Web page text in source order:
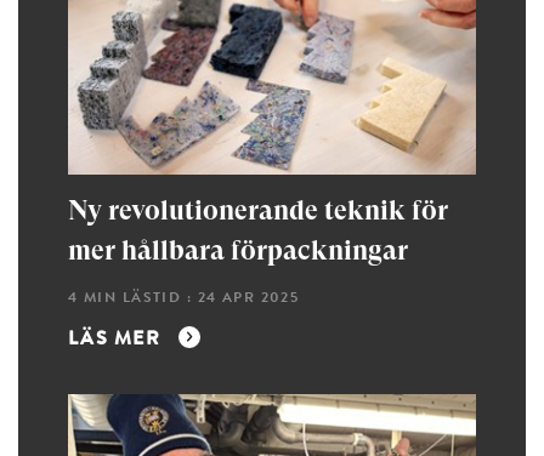
Ny revolutionerande teknik för
mer hållbara förpackningar
4 MIN LÄSTID : 24 APR 2025
LÄS MER